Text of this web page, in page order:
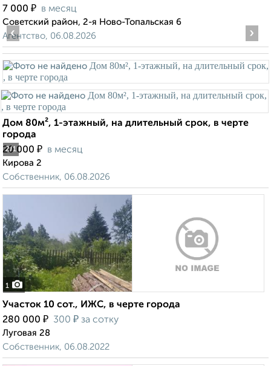
7 000 ₽ в месяц
Советский район, 2-я Ново-Топальская 6
Агентство, 06.08.2026
2/1
‹ ›
Дом 80м², 1-этажный, на длительный срок, в черте
города
20 000 ₽ в месяц
Кирова 2
Собственник, 06.08.2026
1
Участок 10 сот., ИЖС, в черте города
280 000 ₽ 300 ₽ за сотку
Луговая 28
Собственник, 06.08.2022